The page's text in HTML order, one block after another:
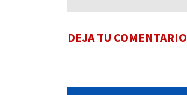
DEJA TU COMENTARIO